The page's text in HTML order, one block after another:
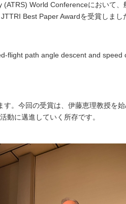
World Conferenceにおいて
Best Paper Awardを受賞しまし
flight path angle descent and speed
。今回の受賞は、伊藤恵理教授を
動に邁進していく所存です。